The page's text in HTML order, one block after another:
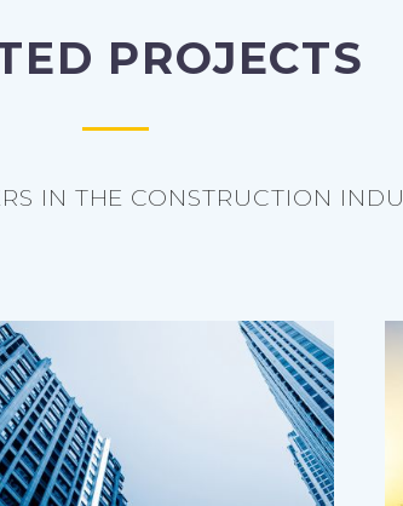
PROJECTS
IN THE CONSTRUCTION